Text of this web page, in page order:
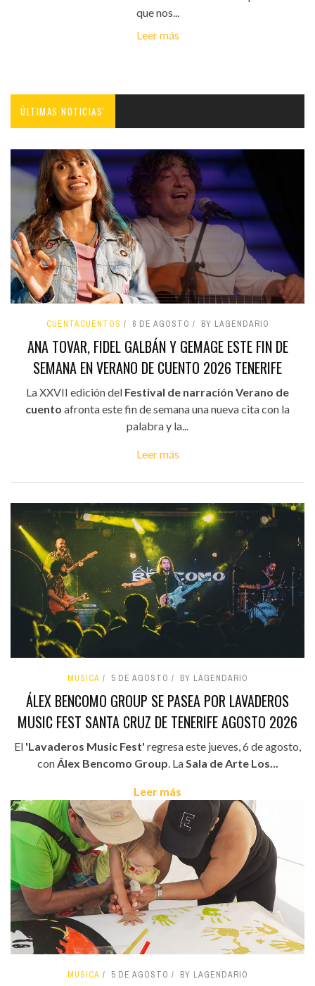
que nos...
Leer más
ÚLTIMAS NOTICIAS'
CUENTACUENTOS 6 DE AGOSTO BY LAGENDARIO
ANA TOVAR, FIDEL GALBÁN Y GEMAGE ESTE FIN DE
SEMANA EN VERANO DE CUENTO 2026 TENERIFE
La XXVII edición del Festival de narración Verano de
cuento afronta este fin de semana una nueva cita con la
palabra y la...
Leer más
MÚSICA 5 DE AGOSTO BY LAGENDARIO
ÁLEX BENCOMO GROUP SE PASEA POR LAVADEROS
MUSIC FEST SANTA CRUZ DE TENERIFE AGOSTO 2026
El 'Lavaderos Music Fest' regresa este jueves, 6 de agosto,
con Álex Bencomo Group . La Sala de Arte Los...
Leer más
MÚSICA 5 DE AGOSTO BY LAGENDARIO